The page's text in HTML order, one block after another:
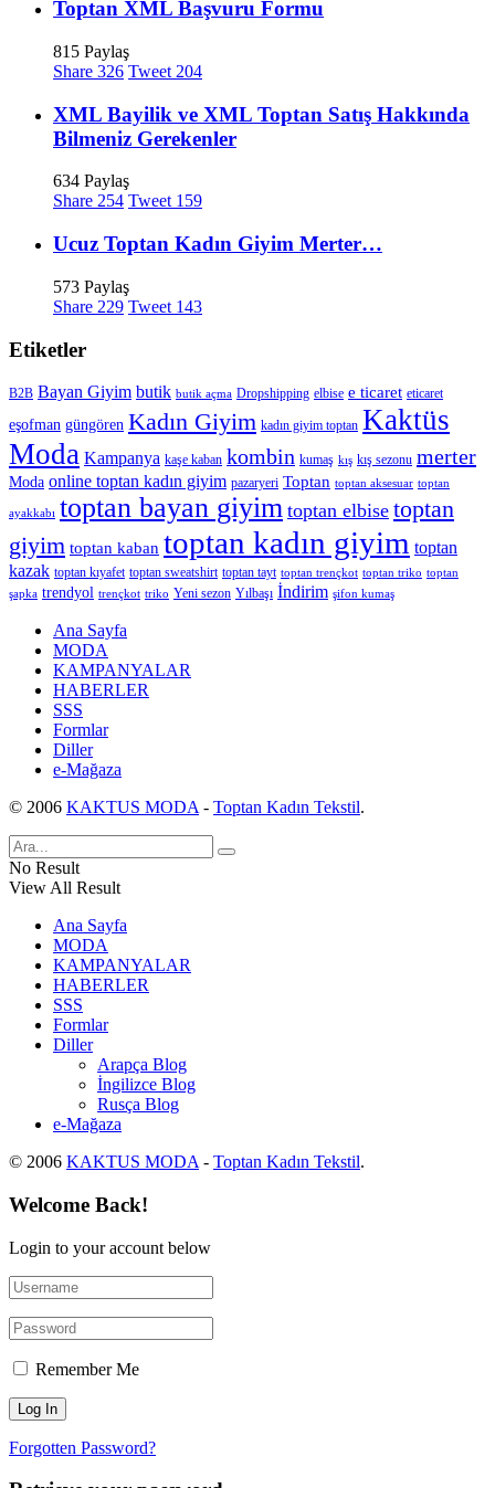
Toptan XML Başvuru Formu
815 Paylaş
Share 326 Tweet 204
XML Bayilik ve XML Toptan Satış Hakkında
Bilmeniz Gerekenler
634 Paylaş
Share 254 Tweet 159
Ucuz Toptan Kadın Giyim Merter…
573 Paylaş
Share 229 Tweet 143
Etiketler
B2B Bayan Giyim butik butik açma Dropshipping elbise e ticaret eticaret
eşofman güngören Kadın Giyim kadın giyim toptan Kaktüs
Moda Kampanya kaşe kaban kombin kumaş kış kış sezonu merter
Moda online toptan kadın giyim pazaryeri Toptan toptan aksesuar toptan
ayakkabı toptan bayan giyim toptan elbise toptan
giyim toptan kaban toptan kadın giyim toptan
kazak toptan kıyafet toptan sweatshirt toptan tayt toptan trençkot toptan triko toptan
şapka trendyol trençkot triko Yeni sezon Yılbaşı İndirim şifon kumaş
Ana Sayfa
MODA
KAMPANYALAR
HABERLER
SSS
Formlar
Diller
e-Mağaza
© 2006 KAKTUS MODA - Toptan Kadın Tekstil.
No Result
View All Result
Ana Sayfa
MODA
KAMPANYALAR
HABERLER
SSS
Formlar
Diller
Arapça Blog
İngilizce Blog
Rusça Blog
e-Mağaza
© 2006 KAKTUS MODA - Toptan Kadın Tekstil.
Welcome Back!
Login to your account below
Remember Me
Forgotten Password?